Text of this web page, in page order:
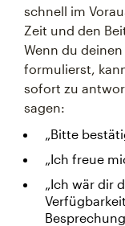
schnell im
Zeit und den
Wenn du
formulierst,
sofort zu
sagen:
„Bitte
„Ich freue
„Ich wär dir